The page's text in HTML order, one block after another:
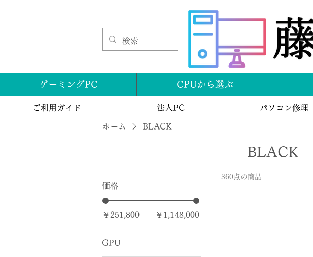
ゲーミングPC CPUから選ぶ
ご利用ガイド 法人PC パソコン修理
ホーム BLACK
BLACK
価格
￥251,800 ￥1,148,000
GPU
360点の商品